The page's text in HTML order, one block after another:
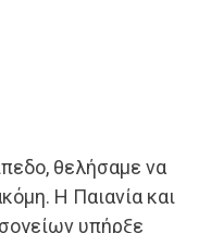
θελήσαμε να
Η Παιανία και
υπήρξε